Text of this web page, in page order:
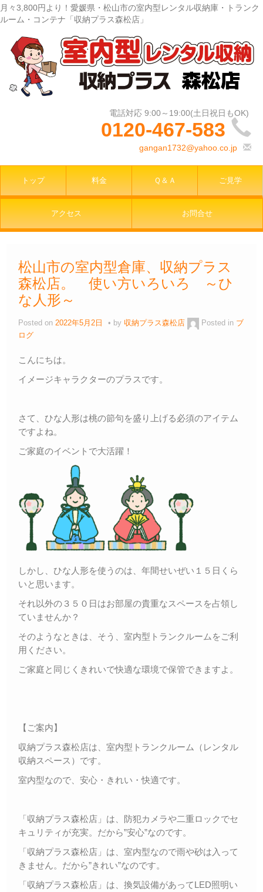
月々3,800円より！愛媛県・松山市の室内型レンタル収納庫・トランク
ルーム・コンテナ「収納プラス森松店」
0120-467-583
gangan1732@yahoo.co.jp
トップ 料金 Ｑ＆Ａ ご見学
アクセス お問合せ
松山市の室内型倉庫、収納プラス
森松店。 使い方いろいろ ～ひ
な人形～
Posted on 2022年5月2日 by 収納プラス森松店 Posted in ブ
ログ
こんにちは。
イメージキャラクターのプラスです。
さて、ひな人形は桃の節句を盛り上げる必須のアイテム
ですよね。
ご家庭のイベントで大活躍！
しかし、ひな人形を使うのは、年間せいぜい１５日くら
いと思います。
それ以外の３５０日はお部屋の貴重なスペースを占領し
ていませんか？
そのようなときは、そう、室内型トランクルームをご利
用ください。
ご家庭と同じくきれいで快適な環境で保管できますよ。
【ご案内】
収納プラス森松店は、室内型トランクルーム（レンタル
収納スペース）です。
室内型なので、安心・きれい・快適です。
「収納プラス森松店」は、防犯カメラや二重ロックでセ
キュリティが充実。だから”安心”なのです。
「収納プラス森松店」は、室内型なので雨や砂は入って
きません。だから”きれい”なのです。
「収納プラス森松店」は、換気設備があってLED照明い